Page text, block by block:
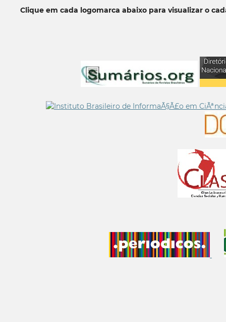
Clique em cada logomarca abaixo para visualizar o